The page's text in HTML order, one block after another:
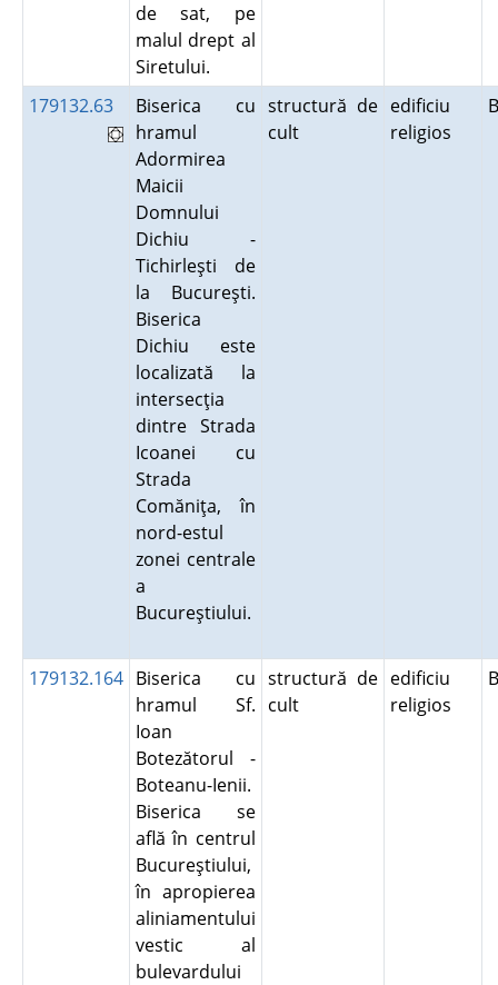
de sat, pe
malul drept al
Siretului.
179132.63
Biserica cu
hramul
Adormirea
Maicii
Domnului
Dichiu -
Tichirleşti de
la Bucureşti.
Biserica
Dichiu este
localizată la
intersecţia
dintre Strada
Icoanei cu
Strada
Comăniţa, în
nord-estul
zonei centrale
a
Bucureştiului.
structură de
cult
edificiu
religios
179132.164 Biserica cu
hramul Sf.
Ioan
Botezătorul -
Boteanu-Ienii.
Biserica se
află în centrul
Bucureştiului,
în apropierea
aliniamentului
vestic al
bulevardului
structură de
cult
edificiu
religios